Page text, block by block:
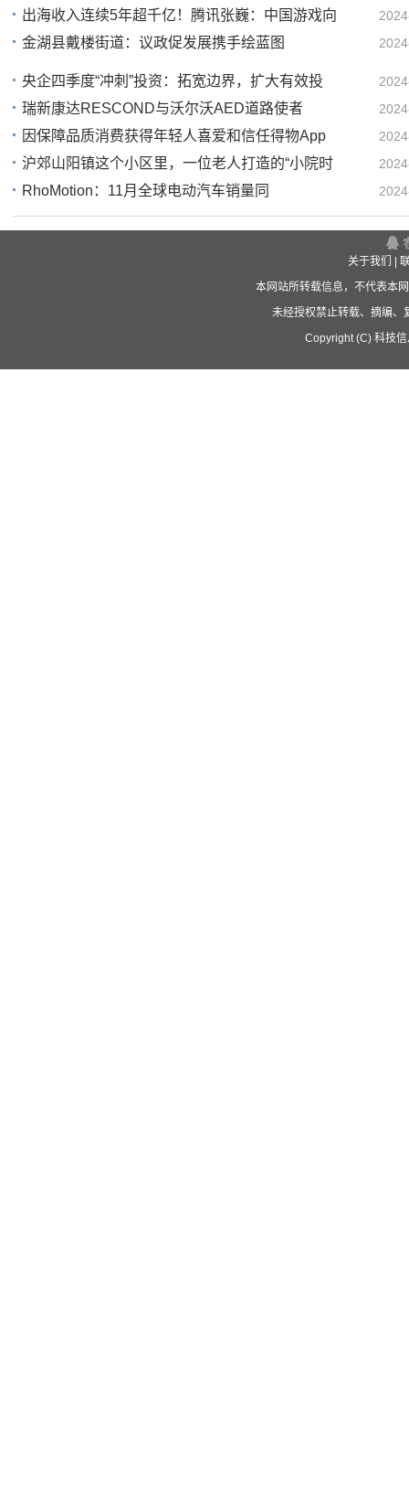
出海收入连续5年超千亿！腾讯张巍：中国游戏向
金湖县戴楼街道：议政促发展携手绘蓝图
央企四季度“冲刺”投资：拓宽边界，扩大有效投
瑞新康达RESCOND与沃尔沃AED道路使者
因保障品质消费获得年轻人喜爱和信任得物App
沪郊山阳镇这个小区里，一位老人打造的“小院时
RhoMotion：11月全球电动汽车销量同
关于我们
本网站所转载信息，不代表本
未经授权禁止转载、摘编、
Copyright (C) 科技